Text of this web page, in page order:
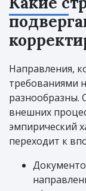
Направления,
требованиями
разнообразны.
внешних
эмпирический
переходит к